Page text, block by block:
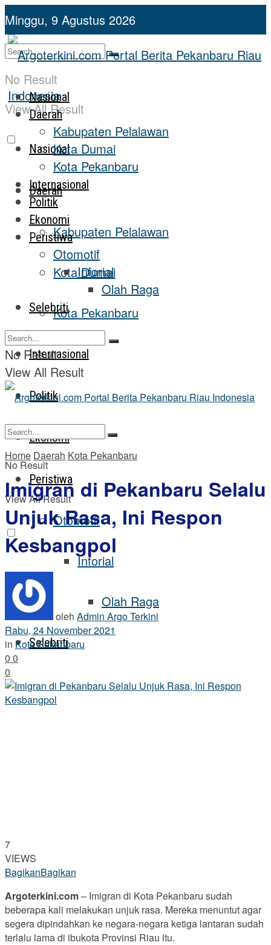
Minggu, 9 Agustus 2026
No Result
View All Result
Nasional
Daerah
Kabupaten Pelalawan
Kota Dumai
Kota Pekanbaru
Internasional
Politik
Ekonomi
Peristiwa
Otomotif
Inforial
Olah Raga
Selebriti
Nasional
Daerah
Kabupaten Pelalawan
Kota Dumai
Kota Pekanbaru
Internasional
Politik
Ekonomi
Peristiwa
Otomotif
Inforial
Olah Raga
Selebriti
No Result
View All Result
No Result
View All Result
Home Daerah Kota Pekanbaru
Imigran di Pekanbaru Selalu
Unjuk Rasa, Ini Respon
Kesbangpol
oleh Admin Argo Terkini
Rabu, 24 November 2021
in Kota Pekanbaru
0 0
0
7
VIEWS
BagikanBagikan
Argoterkini.com– Imigran di Kota Pekanbaru sudah
beberapa kali melakukan unjuk rasa. Mereka menuntut agar
segera dipindahkan ke negara-negara ketiga lantaran sudah
terlalu lama di ibukota Provinsi Riau itu.